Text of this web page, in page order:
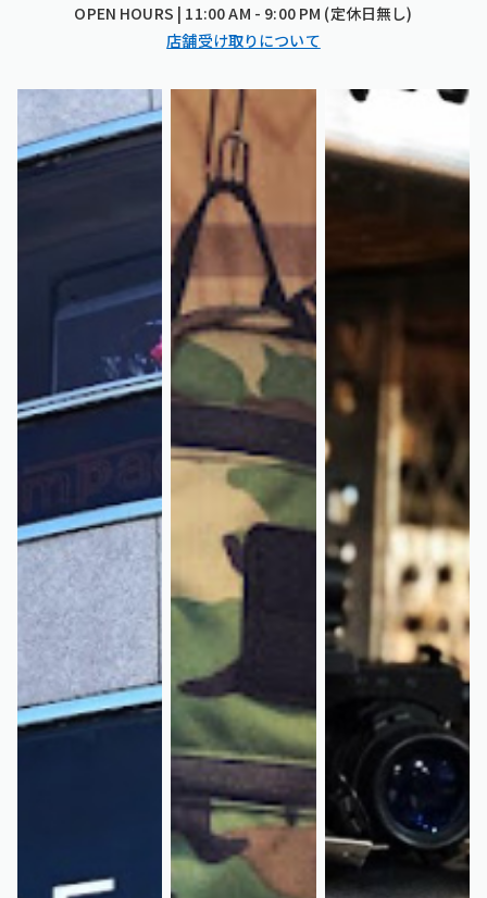
OPEN HOURS | 11:00 AM - 9:00 PM (定休日無し)
店舗受け取りについて